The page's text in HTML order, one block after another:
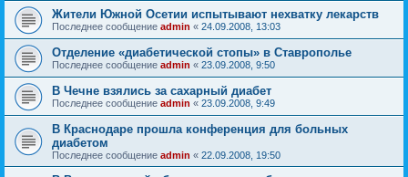
Жители Южной Осетии испытывают нехватку лекарств
Последнее сообщение admin « 24.09.2008, 13:03
Отделение «диабетической стопы» в Ставрополье
Последнее сообщение admin « 23.09.2008, 9:50
В Чечне взялись за сахарный диабет
Последнее сообщение admin « 23.09.2008, 9:49
В Краснодаре прошла конференция для больных
диабетом
Последнее сообщение admin « 22.09.2008, 19:50